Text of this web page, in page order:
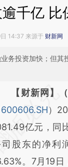
千亿 比
14:37 来源于 财新网
务投资加快；但其
务必在总结开
基
可能与原文
【财新网】
600606.SH）
亿元，同
司股东的净利
。7月19